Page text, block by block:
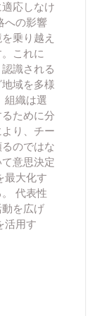
応しなけ
への影響
乗り越え
これに
識される
域を多様
組織は選
ために分
り、チー
のではな
意思決定
最大化す
代表性
を広げ
活用す